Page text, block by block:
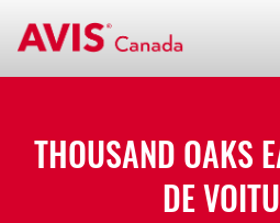
THOUSAND OAKS
DE